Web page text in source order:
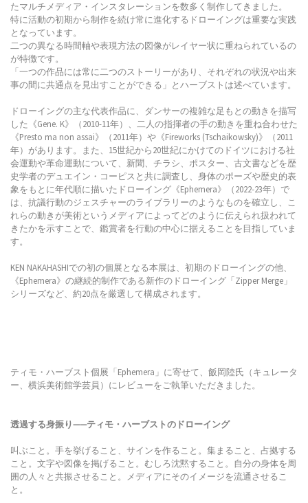
たマルチメディア・インスタレーションを数多く制作してきました。
特に活動の初期から制作を続け常に進化するドローイングは重要な実践
となっています。
二つの異なる時間軸や表現方法の図像がレイヤー状に重ねられているの
が特徴です。
「一つの作品には常に二つのストーリーがあり、それぞれの状況や出来
事の間に共通点を見出すことができる」とハーブストは述べています。
ドローイングの主な代表作品に、ダンサーの複雑な足もとの動きを描写
した《Gene. K》（2010-11年）、二人の指揮者の手の動きを重ね合わせた
《Presto ma non assai》（2011年）や《Fireworks (Tschaikowsky)》（2011
年）があります。また、15世紀から20世紀にかけてのドイツにおける社
会運動や革命運動について、新聞、チラシ、ポスター、古文書などを歴
史学者のデュエイン・コーピスと共に調査し、身体のポーズや歴史的表
象をもとに年代順に描いたドローイング《Ephemera》（2022-23年）で
は、抗議行動のジェスチャーのライブラリーのようなものを確立し、こ
れらの動きが美術というメディアによってどのように伝えられ扱われて
きたかを示すことで、鑑賞者を行動の中心に据えることを目指していま
す。
KEN NAKAHASHIでの初の個展となる本展は、初期のドローイングの他、
《Ephemera》の継続的制作である新作のドローイング「Zipper Merge」
シリーズなど、約20点を厳選して構成されます。
ティモ・ハーブスト個展「Ephemera」に寄せて、飯岡陸氏（キュレータ
ー、横浜美術館学芸員）にレビューをご執筆いただきました。
透過する身振り——ティモ・ハーブストのドローイング
叫ぶこと。手を挙げること、サインを作ること。集まること、占拠する
こと。文字や図像を掲げること。むしろ沈黙すること。自分の身体を周
囲の人々と共振させること。メディアにそのイメージを流通させるこ
と。